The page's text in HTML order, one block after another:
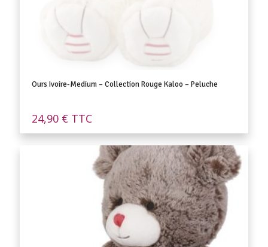
Ours Ivoire-Medium – Collection Rouge Kaloo – Peluche
24,90 € TTC